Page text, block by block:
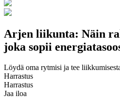
Arjen liikunta: Näin
joka sopii
Löydä oma rytmisi ja tee
Harrastus
Harrastus
Jaa iloa